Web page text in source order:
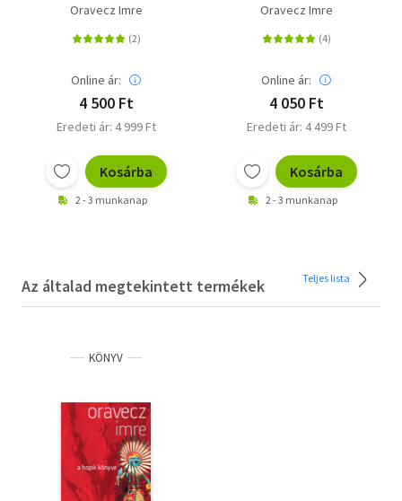
Oravecz Imre
Online ár:
4 500 Ft
Eredeti ár: 4 999 Ft
Kosárba
2 - 3 munkanap
Oravecz Imre
Online ár:
4 050 Ft
Eredeti ár: 4 499 Ft
Kosárba
2 - 3 munkanap
Az általad megtekintett termékek Teljes lista
KÖNYV